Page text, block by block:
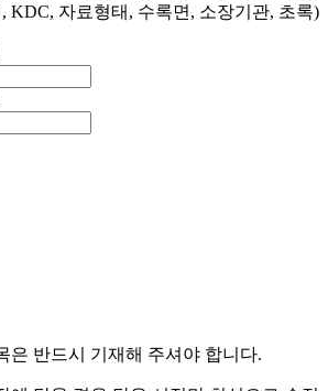
KDC, 자료형태, 수록면, 소장기관, 초록)
은 반드시 기재해 주셔야 합니다.